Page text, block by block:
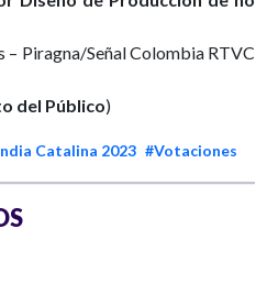
– Piragna/Señal Colombia RTVC
del Público)
Catalina 2023 #Votaciones